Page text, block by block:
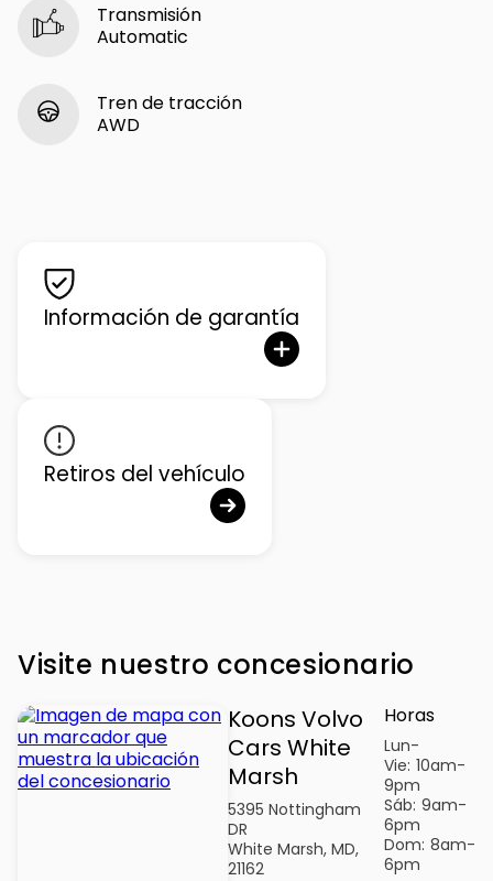
Transmisión
Automatic
Tren de tracción
AWD
Información de garantía
Retiros del vehículo
Visite nuestro concesionario
Koons Volvo
Cars White
Marsh
5395 Nottingham
DR
White Marsh, MD,
21162
Horas
Lun-
Vie: 10am-
9pm
Sáb: 9am-
6pm
Dom: 8am-
6pm